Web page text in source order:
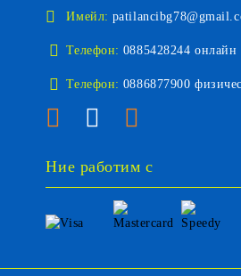
Имейл:
Телефон: 0885428244 онлайн
Телефон: 0886877900
Ние работим с